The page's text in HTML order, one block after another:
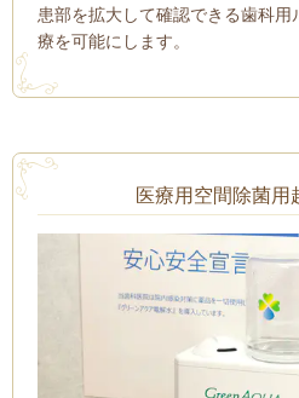
患部を拡大して確認できる歯科
療を可能にします。
医療用空間除菌用